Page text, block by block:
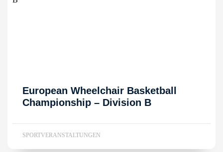
European Wheelchair Basketball
Championship – Division B
SPORTVERANSTALTUNGEN